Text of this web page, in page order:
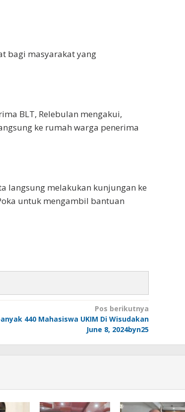
bagi masyarakat yang
BLT, Relebulan mengakui,
ke rumah warga penerima
langsung melakukan kunjungan ke
untuk mengambil bantuan
Pos berikutnya
440 Mahasiswa UKIM Di Wisudakan
June 8, 2024byn25